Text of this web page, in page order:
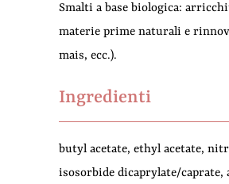
Smalti a base biologica: a
materie prime naturali e
mais, ecc.).
Ingredienti
butyl acetate, ethyl acetate,
isosorbide dicaprylate/caprate,